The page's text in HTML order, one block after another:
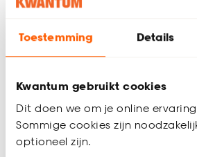
Toestemming Details
Kwantum gebruikt cookies
Dit doen we om je online
Sommige cookies zijn
optioneel zijn.
130x160 cm
12.50
Binnen 2-3 werkdagen bezorgd
12.